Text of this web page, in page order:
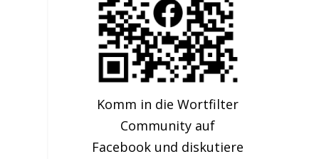
Komm in die Wortfilter
Community auf
Facebook und diskutiere